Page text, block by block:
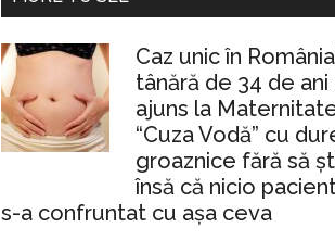
Caz unic în
tânără de 34 de ani
ajuns la
“Cuza Vodă” cu
groaznice fără să
însă că nicio
s-a confruntat cu așa ceva